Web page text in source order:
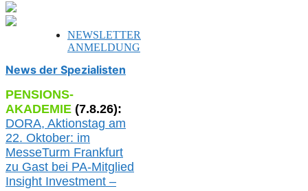
NEWSLETTER
ANMELDUNG
News der Spezialisten
PENSIONS-
AKADEMIE (7.8.26):
DORA, Aktionstag am
22. Oktober: im
MesseTurm Frankfurt
zu Gast bei PA-Mitglied
Insight Investment –